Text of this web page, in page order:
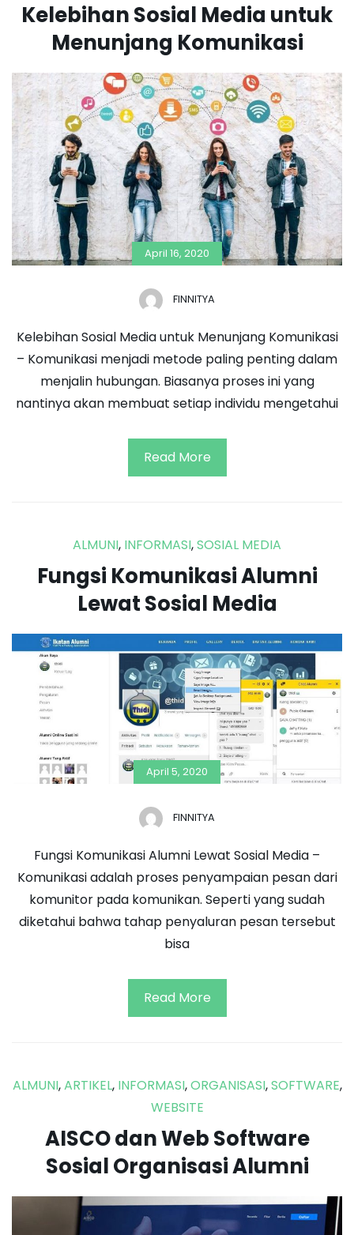
Kelebihan Sosial Media untuk
Menunjang Komunikasi
April 16, 2020
FINNITYA
Kelebihan Sosial Media untuk Menunjang Komunikasi
– Komunikasi menjadi metode paling penting dalam
menjalin hubungan. Biasanya proses ini yang
nantinya akan membuat setiap individu mengetahui
Read More
ALMUNI, INFORMASI,SOSIAL MEDIA
Fungsi Komunikasi Alumni
Lewat Sosial Media
April 5, 2020
FINNITYA
Fungsi Komunikasi Alumni Lewat Sosial Media –
Komunikasi adalah proses penyampaian pesan dari
komunitor pada komunikan. Seperti yang sudah
diketahui bahwa tahap penyaluran pesan tersebut
bisa
Read More
ALMUNI,ARTIKEL, INFORMASI,ORGANISASI,SOFTWARE,
WEBSITE
AISCO dan Web Software
Sosial Organisasi Alumni